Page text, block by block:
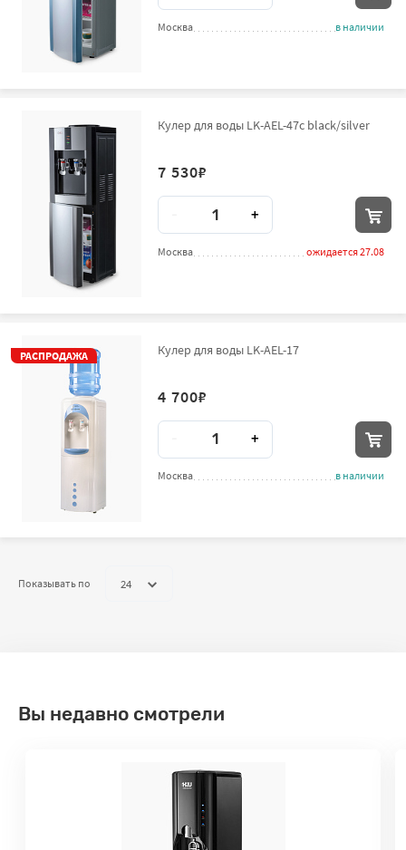
Москва в наличии
Кулер для воды LK-AEL-47c black/silver
7 530₽
Количество
+
Москва ожидается 27.08
Кулер для воды LK-AEL-17
4 700₽
Количество
+
Москва в наличии
РАСПРОДАЖА
Показывать по 24
Вы недавно смотрели